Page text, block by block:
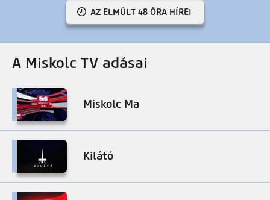
AZ ELMÚLT 48 ÓRA HÍREI
A Miskolc TV adásai
Miskolc Ma
Kilátó